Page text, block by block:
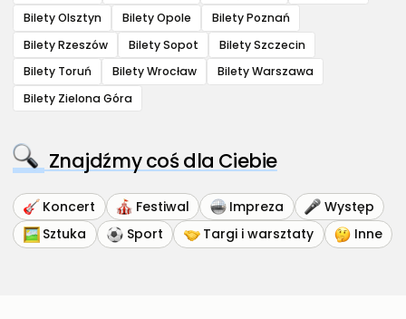
Bilety Olsztyn
Bilety Opole
Bilety Poznań
Bilety Rzeszów
Bilety Sopot
Bilety Szczecin
Bilety Toruń
Bilety Wrocław
Bilety Warszawa
Bilety Zielona Góra
Znajdźmy coś dla Ciebie
Koncert Festiwal Impreza
Występ
Sztuka
Sport Targi i warsztaty Inne